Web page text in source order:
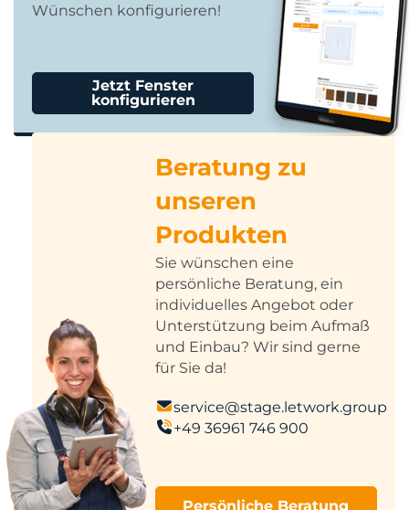
Wünschen konfigurieren!
Jetzt Fenster
konfigurieren
Beratung zu
unseren
Produkten
Sie wünschen eine
persönliche Beratung, ein
individuelles Angebot oder
Unterstützung beim Aufmaß
und Einbau? Wir sind gerne
für Sie da!
service@stage.letwork.group
+49 36961 746 900
Persönliche Beratung